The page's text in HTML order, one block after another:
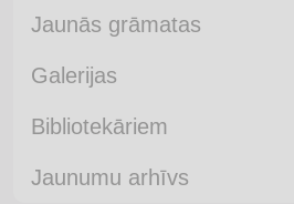
Jaunās grāmatas
Galerijas
Bibliotekāriem
Jaunumu arhīvs